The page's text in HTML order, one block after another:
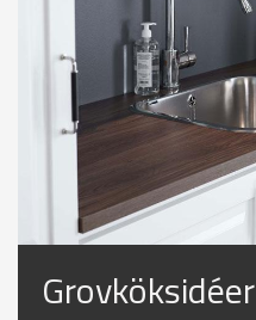
Grovköksidéer